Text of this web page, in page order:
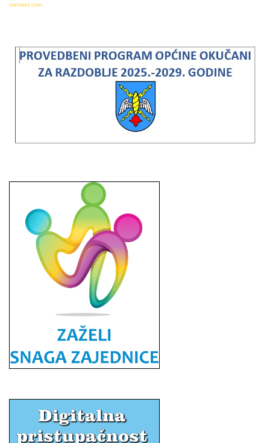
norrnext.com